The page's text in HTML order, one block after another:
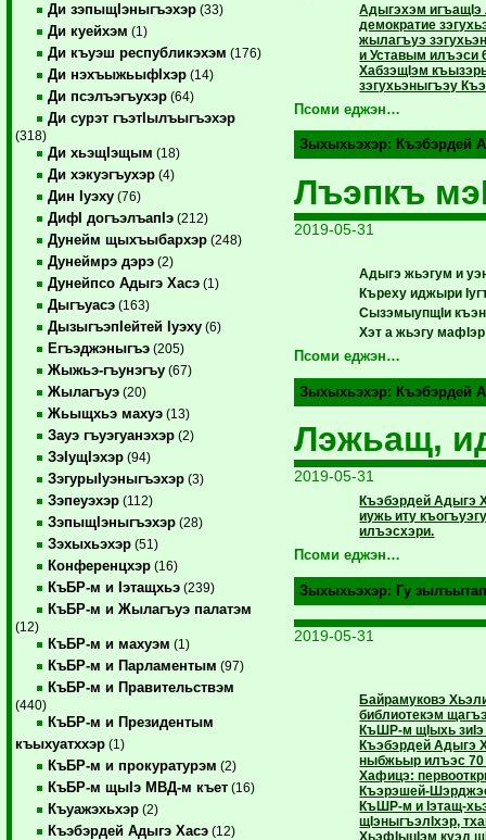
Ди зэпыщIэныгъэхэр (33)
Ди куейхэм (1)
Ди къуэш республикэхэм (176)
Ди нэхъыжьыфIхэр (14)
Ди псэлъэгъухэр (64)
Ди сурэт гъэтIылъыгъэхэр
(318)
Ди хьэщIэщым (18)
Ди хэкуэгъухэр (4)
Дин Iуэху (76)
ДифI догъэлъапIэ (212)
Дунейм щыхъыбархэр (248)
Дунеймрэ дэрэ (2)
Дунейпсо Адыгэ Хасэ (1)
Дыгъуасэ (163)
ДызыгъэпIейтей Iуэху (6)
Егъэджэныгъэ (205)
Жыжьэ-гъунэгъу (67)
Жылагъуэ (20)
Жьыщхьэ махуэ (13)
Зауэ гъуэгуанэхэр (2)
ЗэIущIэхэр (94)
ЗэгурыIуэныгъэхэр (3)
Зэпеуэхэр (112)
ЗэпыщIэныгъэхэр (28)
Зэхыхьэхэр (51)
Конференцхэр (16)
КъБР-м и Iэтащхьэ (239)
КъБР-м и Жылагъуэ палатэм
(12)
КъБР-м и махуэм (1)
КъБР-м и Парламентым (97)
КъБР-м и Правительствэм
(440)
КъБР-м и Президентым
къыхуатххэр (1)
КъБР-м и прокуратурэм (2)
КъБР-м щыIэ МВД-м къет (16)
Къуажэхьхэр (2)
Къэбэрдей Адыгэ Хасэ (12)
Адыгэхэм игъащIэ
демократие
жылагъуэ
и Уставым илъэси
ХабзэщIэм
зэгухьэныгъэу
Псоми еджэн…
Зыхыхьэхэр: Къэбэрдей
Лъэпкъ
2019-05-31
Адыгэ жьэгум и
Къреху иджыри
СызэмыупщIи
Хэт а жьэгу
Псоми еджэн…
Зыхыхьэхэр: Къэбэрдей
Лэжьащ,
2019-05-31
Къэбэрдей Адыгэ
иужь иту
илъэсхэри.
Псоми еджэн…
Зыхыхьэхэр: Гу
2019-05-31
Байрамуковэ
библиотекэм
КъШР-м щIыхь зиIэ
Къэбэрдей Адыгэ
ныбжьыр илъэс 70
Хафицэ:
Къэрэшей-
КъШР-м и Iэтащ-
щIэныгъэлIхэр,
ХьэфIыцIэм куэд